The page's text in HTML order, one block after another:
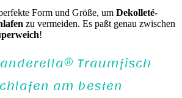
Form und Größe, um Dekolleté-
zu vermeiden. Es paßt genau zwischen
!
Traumfisch
am besten